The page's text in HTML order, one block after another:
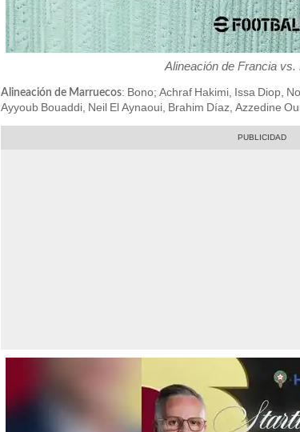
Alineación de Francia vs.
Alineación de Marruecos: Bono; Achraf Hakimi, Issa Diop,
Ayyoub Bouaddi, Neil El Aynaoui, Brahim Díaz, Azzedine